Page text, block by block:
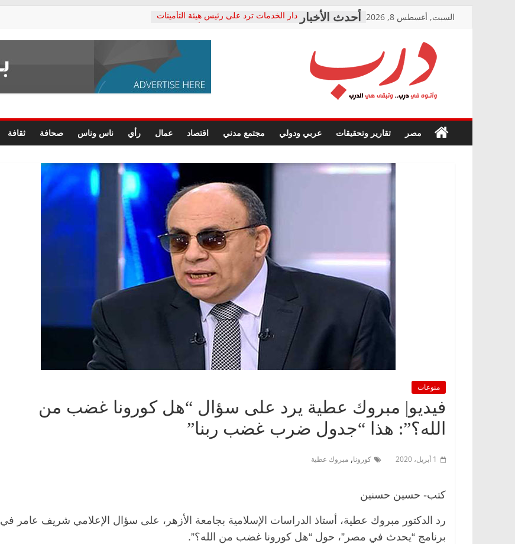
السبت, أغسطس 8, 2026
دار الخدمات ترد على رئيس هيئة التأمينات
معاناة أصحاب المعاشات.. ونطالب بكشف
فرحات سليمان يكتب: القطاع الصحي إلى
حزب التحالف الشعبي يطلق لجنة “الحق
صور .. اعتماد الرسومات النهائية للقرار
الوزاري لمدينة الصحفيين.. وانتهاء أعمال
إنشاء المبنى الإداري
متابعة قضية الدكتور محمد زهران.. ويؤكد:
قرينة البراءة وضمانات المحاكمة العادلة
درب
في
درب..
مصر تقارير وتحقيقات عربي ودولي مجتمع مدني اقتصاد عمال رأي ناس وناس صحافة ثقافة
منوعات
فيديو| مبروك عطية يرد على سؤال “هل كورونا غضب من
الله؟”: هذا “جدول ضرب غضب ربنا”
1 أبريل، 2020 كورونا, مبروك عطية
كتب- حسين حسنين
رد الدكتور مبروك عطية، أستاذ الدراسات الإسلامية بجامعة الأزهر، على سؤال الإعلامي شريف عامر في
برنامج “يحدث في مصر”، حول “هل كورونا غضب من الله؟”.